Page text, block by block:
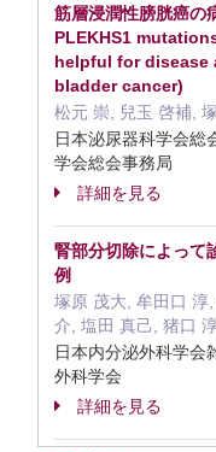
筋層浸潤性膀胱癌
PLEKHS1
helpful for disease
bladder cancer)
松元 崇, 兒玉 啓補,
日本泌尿器科学会
学会総会事務局
詳細を見る
腎部分切除によって
例
塚原 茂大, 牟田口 淳
介, 塩田 真己, 猪口
日本内分泌外科学
外科学会
詳細を見る